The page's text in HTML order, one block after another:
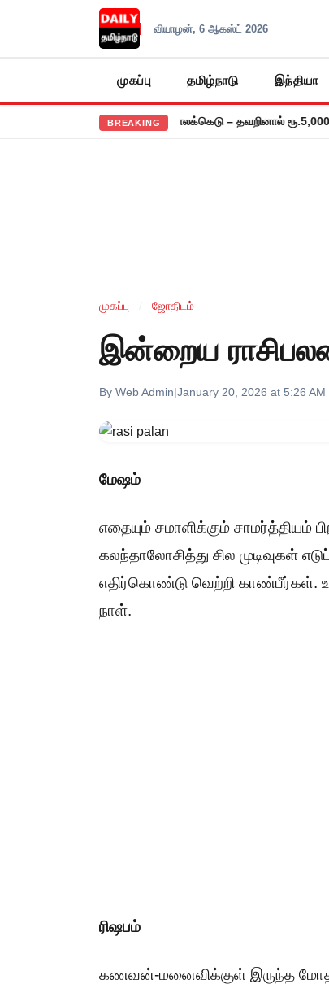
வியாழன், 6 ஆகஸ்ட் 2026
முகப்பு தமிழ்நாடு இந்தியா
BREAKING
தாக்கல்: ஜூலை 31 காலக்கெடு – தவறினால் ரூ.5,000 வரை
முகப்பு ஜோதிடம்
இன்றைய
By Web Admin|January 20, 2026 at 5:26 AM
மேஷம்
எதையும் சமாளிக்கும் சாமர்த்தியம்
கலந்தாலோசித்து சில முடிவுகள்
எதிர்கொண்டு வெற்றி காண்பீர்கள்.
நாள்.
ரிஷபம்
கணவன்-மனைவிக்குள் இருந்த